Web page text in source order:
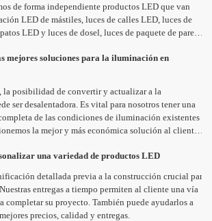
de forma independiente productos LED que van
LED de mástiles, luces de calles LED, luces de
LED y luces de dosel, luces de paquete de pared
los otros tipos de luces LED.
mejores soluciones para la iluminación en
la posibilidad de convertir y actualizar a la
ser desalentadora. Es vital para nosotros tener una
de las condiciones de iluminación existentes
la mejor y más económica solución al cliente.
una variedad de productos LED
detallada previa a la construcción crucial para
entregas a tiempo permiten al cliente una vía
completar su proyecto. También puede ayudarlos a
precios, calidad y entregas.